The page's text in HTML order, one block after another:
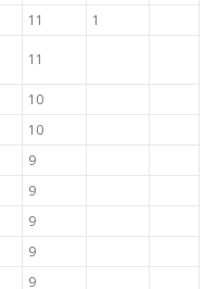
11 1
11
10
10
9
9
9
9
9